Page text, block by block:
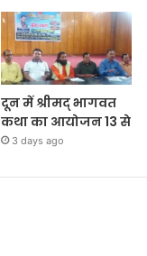
दून में श्रीमद् भागवत
कथा का आयोजन 13 से
3 days ago